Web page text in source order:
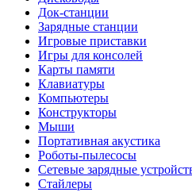
Док-станции
Зарядные станции
Игровые приставки
Игры для консолей
Карты памяти
Клавиатуры
Компьютеры
Конструкторы
Мыши
Портативная акустика
Роботы-пылесосы
Сетевые зарядные
Стайлеры